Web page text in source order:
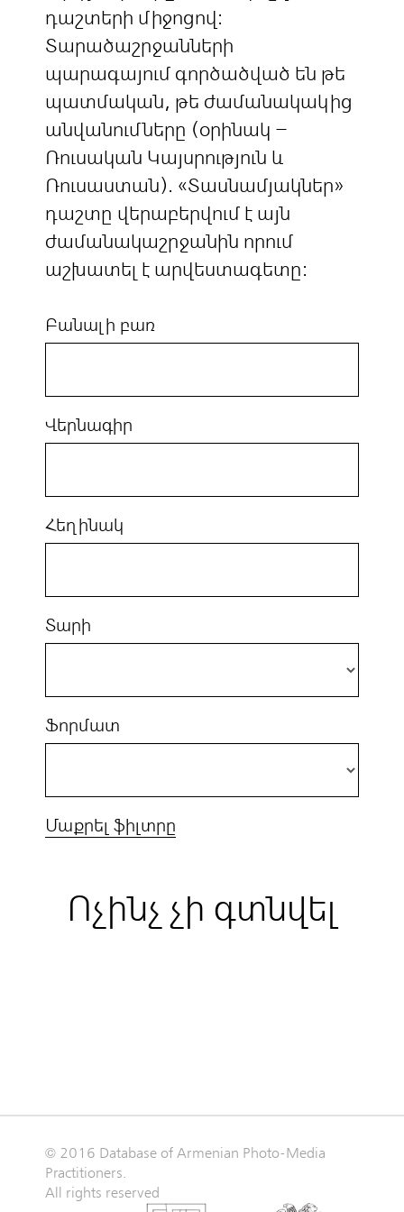
դաշտերի միջոցով:
Տարածաշրջանների
պարագայում գործածված են թե
պատմական, թե ժամանակակից
անվանումները (օրինակ –
Ռուսական Կայսրություն և
Ռուսաստան). «Տասնամյակներ»
դաշտը վերաբերվում է այն
ժամանակաշրջանին որում
աշխատել է արվեստագետը:
Բանալի բառ
Վերնագիր
Հեղինակ
Տարի
Ֆորմատ
Մաքրել ֆիլտրը
Ոչինչ չի գտնվել
© 2016 Database of Armenian Photo-Media
Practitioners.
All rights reserved